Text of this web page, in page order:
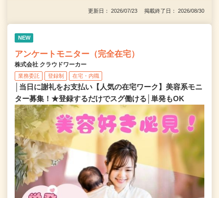
更新日： 2026/07/23 掲載終了日： 2026/08/30
NEW
アンケートモニター（完全在宅）
株式会社 クラウドワーカー
業務委託 登録制 在宅・内職
│当日に謝礼をお支払い【人気の在宅ワーク】美容系モニ
ター募集！★登録するだけでスグ働ける│単発もOK